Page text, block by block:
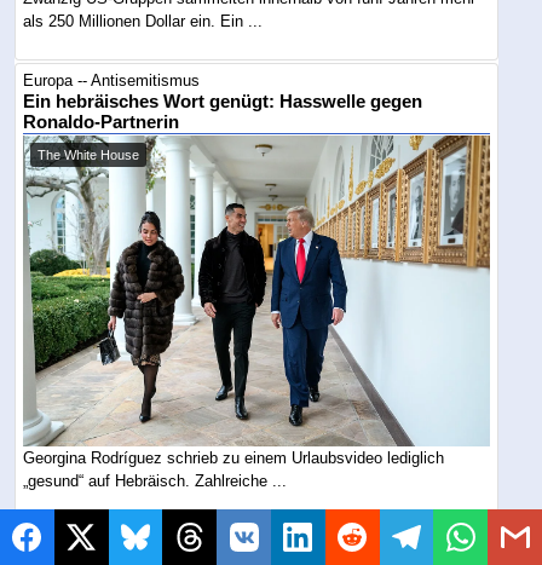
als 250 Millionen Dollar ein. Ein ...
Europa -- Antisemitismus
Ein hebräisches Wort genügt: Hasswelle gegen
Ronaldo-Partnerin
The White House
Georgina Rodríguez schrieb zu einem Urlaubsvideo lediglich
„gesund“ auf Hebräisch. Zahlreiche ...
Europa -- Antisemitismus